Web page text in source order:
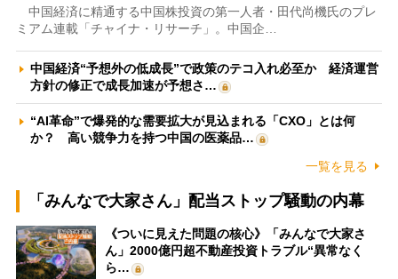
中国経済に精通する中国株投資の第一人者・田代尚機氏のプレ
ミアム連載「チャイナ・リサーチ」。中国企…
中国経済“予想外の低成長”で政策のテコ入れ必至か 経済運営
方針の修正で成長加速が予想さ…
“AI革命”で爆発的な需要拡大が見込まれる「CXO」とは何
か？ 高い競争力を持つ中国の医薬品…
一覧を見る
「みんなで大家さん」配当ストップ騒動の内幕
《ついに見えた問題の核心》「みんなで大家さ
ん」2000億円超不動産投資トラブル“異常なく
ら…